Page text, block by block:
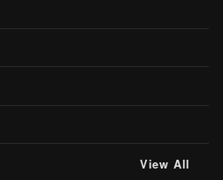
View All